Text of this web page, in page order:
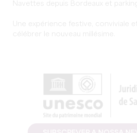
Navettes depuis Bordeaux et
Une expérience festive, conviviale
célébrer le nouveau millésime.